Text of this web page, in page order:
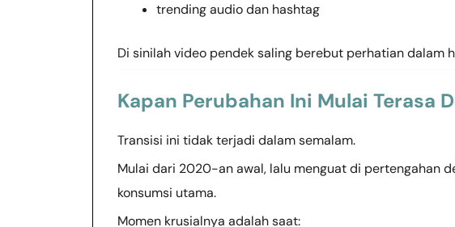
trending audio dan hashtag
Di sinilah video pendek saling berebut perhatian dalam
Kapan Perubahan Ini Mulai Terasa
Transisi ini tidak terjadi dalam semalam.
Mulai dari 2020-an awal, lalu menguat di pertengahan
konsumsi utama.
Momen krusialnya adalah saat: